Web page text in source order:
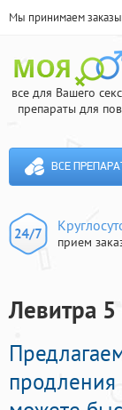
Мы принимаем заказы
все для Вашего
препараты для
ВСЕ
прием
Левитра 5